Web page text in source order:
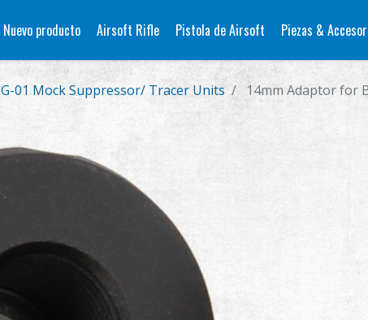
Nuevo producto Airsoft Rifle Pistola de Airsoft Piezas &
G-01 Mock Suppressor/ Tracer Units 14mm Adaptor for